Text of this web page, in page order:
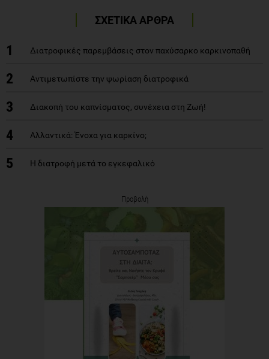
ΣΧΕΤΙΚΑ ΑΡΘΡΑ
1 Διατροφικές παρεμβάσεις στον παχύσαρκο καρκινοπαθή
2 Αντιμετωπίστε την ψωρίαση διατροφικά
3 Διακοπή του καπνίσματος, συνέχεια στη Ζωή!
4 Αλλαντικά: Ένοχα για καρκίνο;
5 Η διατροφή μετά το εγκεφαλικό
Προβολή